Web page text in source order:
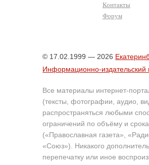
Контакты
Форум
© 17.02.1999 — 2026
Информационно-издательский
Все материалы интернет-
(тексты, фотографии, аудио,
распространяться любыми
ограничений по объёму и
(«Православная газета»,
«Союз»). Никакого
перепечатку или иное